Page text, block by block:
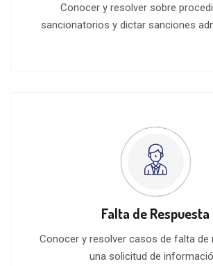
Conocer y resolver sobre
sancionatorios y dictar sanciones
Falta de Respuesta
Conocer y resolver casos de falta de
una solicitud de